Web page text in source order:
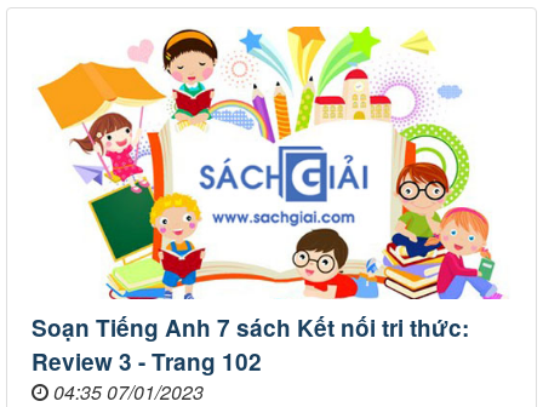
Soạn Tiếng Anh 7 sách Kết nối tri thức:
Review 3 - Trang 102
04:35 07/01/2023